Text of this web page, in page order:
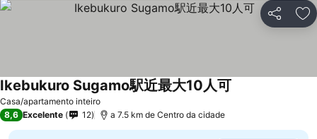
Partilhar
Casa/apartamento inteiro
Ikebukuro Sugamo駅近最大10人可
8,6 Excelente 12 a 7.5 km de Centro da cidade